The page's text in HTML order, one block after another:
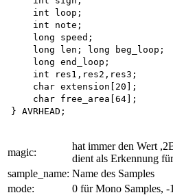
    int loop;
    int note;
    long speed;
    long len; long beg_loop;
    long end_loop;
    int res1,res2,res3;
    char extension[20];
    char free_area[64];
magic:
hat immer den Wert
dient als Erkennung
sample_name: Name des Samples
mode:
0 für Mono Samples,